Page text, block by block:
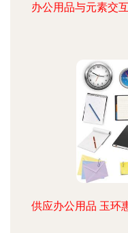
办公用品与元素交
供应办公用品 玉环